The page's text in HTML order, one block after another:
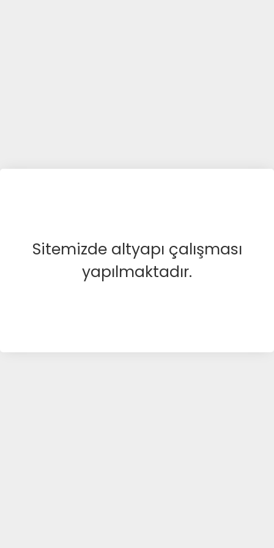
Sitemizde altyapı çalışması
yapılmaktadır.